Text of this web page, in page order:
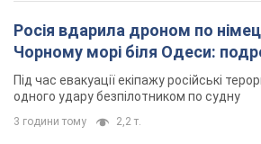
Росія вдарила дроном по
Чорному морі біля Одеси:
Під час евакуації екіпажу російські
одного удару безпілотником по судну
3 години тому 2,2 т.